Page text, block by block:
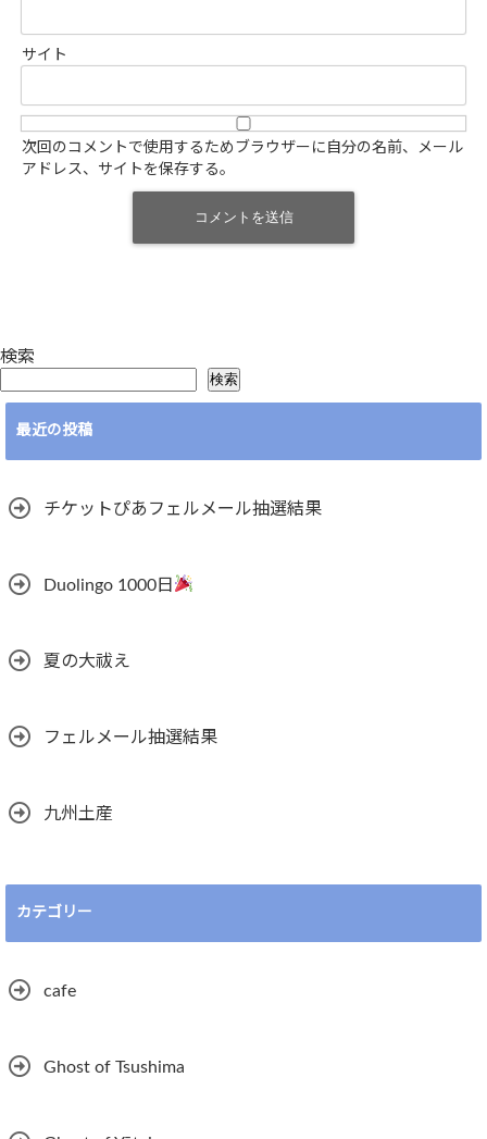
サイト
次回のコメントで使用するためブラウザーに自分の名前、メール
アドレス、サイトを保存する。
検索
検索
最近の投稿
チケットぴあフェルメール抽選結果
Duolingo 1000日
夏の大祓え
フェルメール抽選結果
九州土産
カテゴリー
cafe
Ghost of Tsushima